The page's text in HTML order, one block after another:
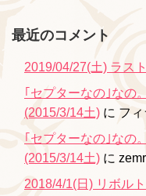
最近のコメント
2019/04/27(土) ラス
｢セプターなの｣なの
(2015/3/14土) に フィ
｢セプターなの｣なの
(2015/3/14土) に
2018/4/1(日) リボル